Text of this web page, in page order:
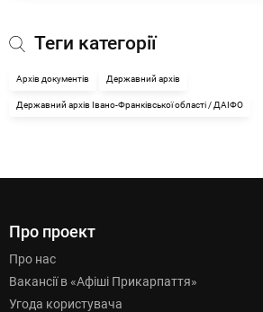
Теги категорії
Архів документів Державний архів
Державний архів Івано-Франківської об­ласті / ДАІФО
Про проект
Про нас
Вакансії в «Афіші Прикарпаття»
Угода користувача